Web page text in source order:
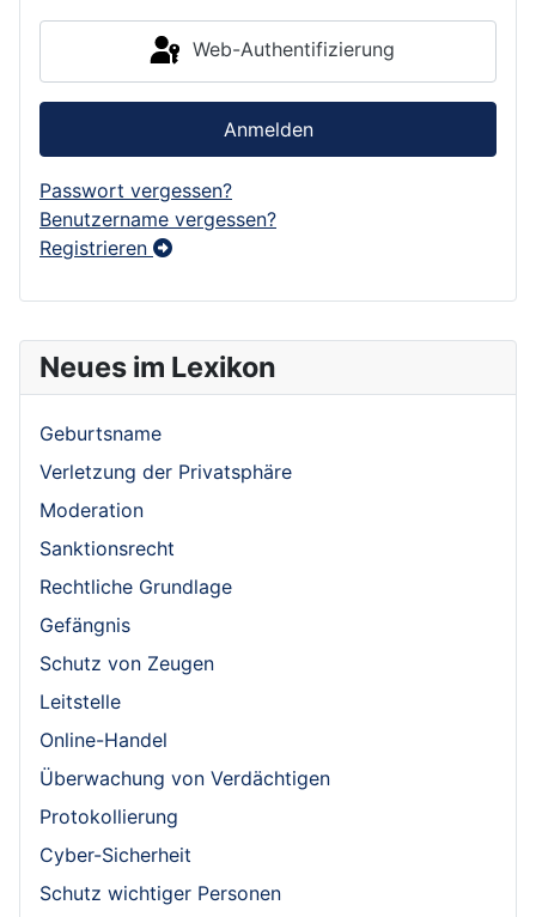
Neues im Lexikon
Geburtsname
Verletzung der Privatsphäre
Moderation
Sanktionsrecht
Rechtliche Grundlage
Gefängnis
Schutz von Zeugen
Leitstelle
Online-Handel
Überwachung von Verdächtigen
Protokollierung
Cyber-Sicherheit
Schutz wichtiger Personen
Web-Authentifizierung
Anmelden
Passwort vergessen?
Benutzername vergessen?
Registrieren